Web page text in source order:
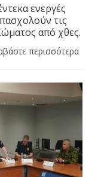
ενεργές
τις
από χθες.
περισσότερα